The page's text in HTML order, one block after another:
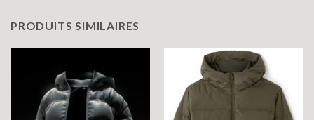
PRODUITS SIMILAIRES